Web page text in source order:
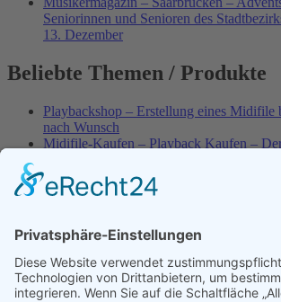
Seniorinnen und Senioren des
13. Dezember
Beliebte Themen / Produkte
Playbackshop – Erstellung eines Midifile
nach Wunsch
Midifile-Kaufen – Playback Kaufen –
Best of Karaoke – Roy Black –
World-of-Karaoke – Midifiles kaufen –
Playbackshop – Erstellung eines
Minuten
10 Spanische All-TIME Sommerhits als
Absolute Klassiker